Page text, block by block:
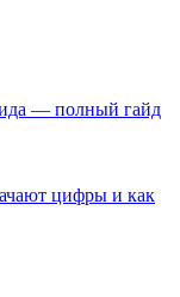
— полный гайд
цифры и как